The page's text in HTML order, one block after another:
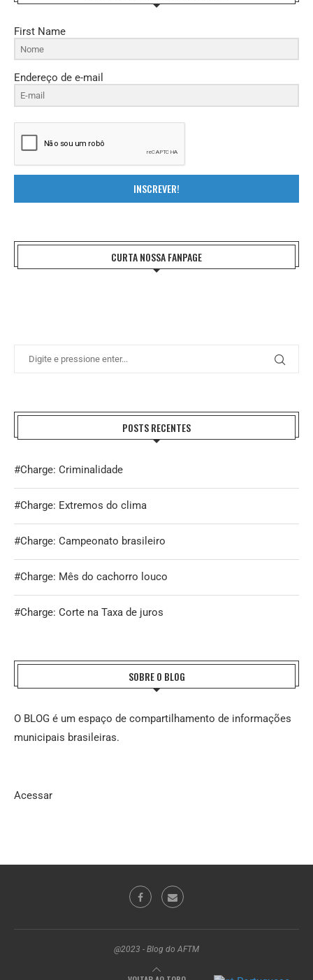
First Name
Endereço de e-mail
INSCREVER!
CURTA NOSSA FANPAGE
POSTS RECENTES
#Charge: Criminalidade
#Charge: Extremos do clima
#Charge: Campeonato brasileiro
#Charge: Mês do cachorro louco
#Charge: Corte na Taxa de juros
SOBRE O BLOG
O BLOG é um espaço de compartilhamento de informações
municipais brasileiras.
Acessar
@2023 - Blog do AFTM